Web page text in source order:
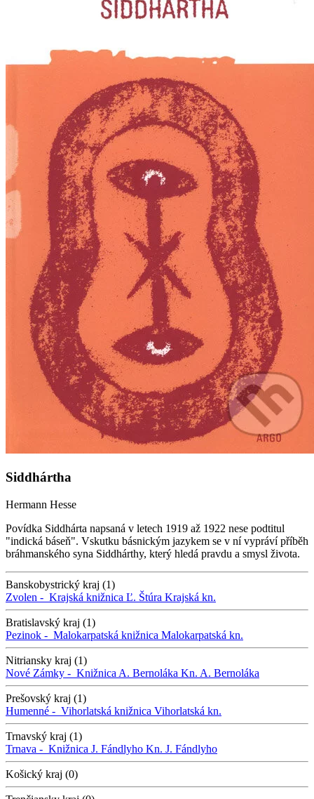
Siddhártha
Hermann Hesse
Povídka Siddhárta napsaná v letech 1919 až 1922 nese podtitul
"indická báseň". Vskutku básnickým jazykem se v ní vypráví příběh
bráhmanského syna Siddhárthy, který hledá pravdu a smysl života.
Banskobystrický kraj (1)
Zvolen - Krajská knižnica Ľ. Štúra Krajská kn.
Bratislavský kraj (1)
Pezinok - Malokarpatská knižnica Malokarpatská kn.
Nitriansky kraj (1)
Nové Zámky - Knižnica A. Bernoláka Kn. A. Bernoláka
Prešovský kraj (1)
Humenné - Vihorlatská knižnica Vihorlatská kn.
Trnavský kraj (1)
Trnava - Knižnica J. Fándlyho Kn. J. Fándlyho
Košický kraj (0)